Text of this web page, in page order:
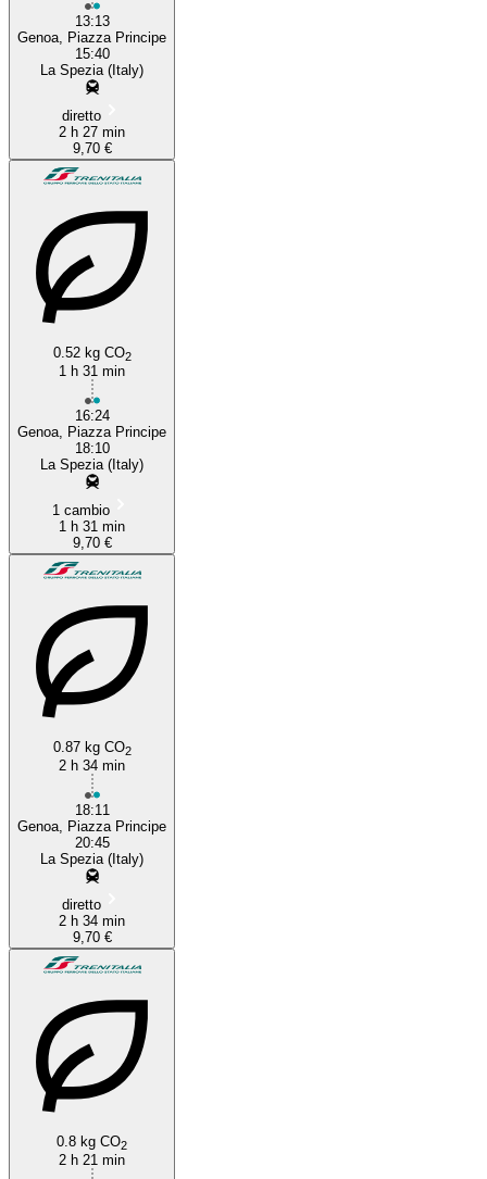
13:13
Genoa, Piazza Principe
15:40
La Spezia (Italy)
diretto
2 h 27 min
9,70 €
0.52 kg CO2
1 h 31 min
16:24
Genoa, Piazza Principe
18:10
La Spezia (Italy)
1 cambio
1 h 31 min
9,70 €
0.87 kg CO2
2 h 34 min
18:11
Genoa, Piazza Principe
20:45
La Spezia (Italy)
diretto
2 h 34 min
9,70 €
0.8 kg CO2
2 h 21 min